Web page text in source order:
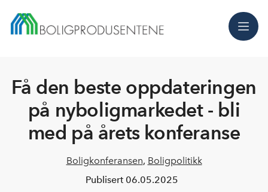
Meny
Få den beste oppdateringen
på nyboligmarkedet - bli
med på årets konferanse
Boligkonferansen, Boligpolitikk
Publisert 06.05.2025